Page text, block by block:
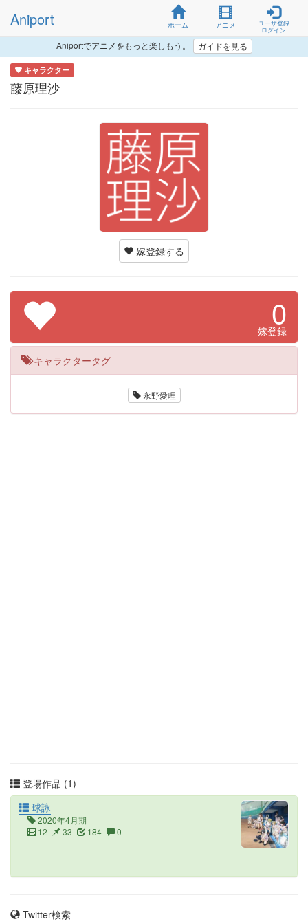
Aniport ホーム アニメ
ユーザ登録
ログイン
Aniportでアニメをもっと楽しもう。 ガイドを見る
キャラクター
藤原理沙
嫁登録する
0
嫁登録
キャラクタータグ
永野愛理
登場作品 (1)
球詠
2020年4月期
12
33 184 0
Twitter検索